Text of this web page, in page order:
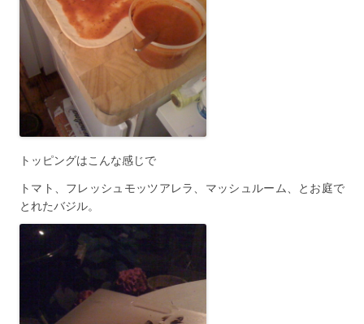
トッピングはこんな感じで
トマト、フレッシュモッツアレラ、マッシュルーム、とお庭で
とれたバジル。